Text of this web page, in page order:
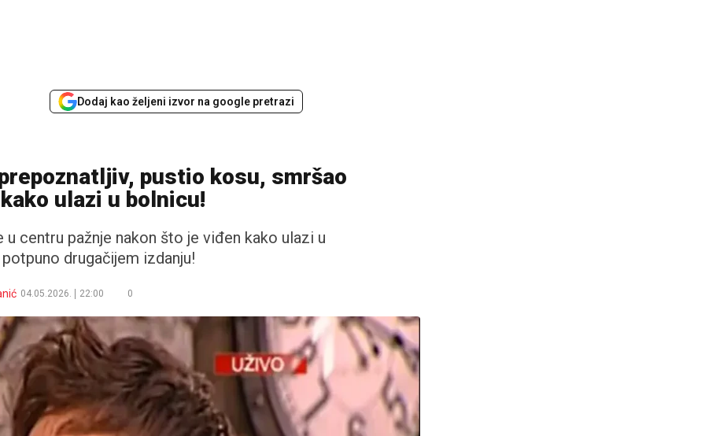
Dodaj kao željeni izvor na google pretrazi
pustio kosu, smršao
ulazi u bolnicu!
centru pažnje nakon što je viđen kako ulazi u
drugačijem izdanju!
04.05.2026. 22:00 0